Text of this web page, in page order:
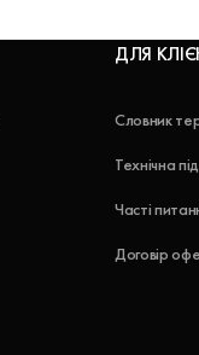
ДЛЯ
Словник
Технічна
Часті
Договір